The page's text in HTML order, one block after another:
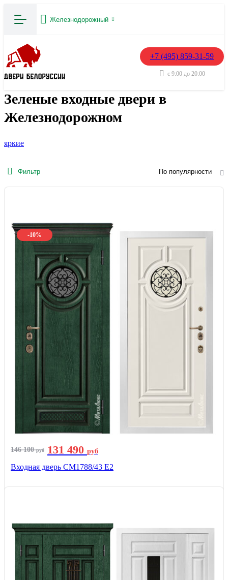
Железнодорожный
+7 (495) 859-31-59
с 9:00 до 20:00
Зеленые входные двери в
Железнодорожном
яркие
Фильтр По популярности
-10%
146 100руб 131 490 руб
Входная дверь СМ1788/43 E2